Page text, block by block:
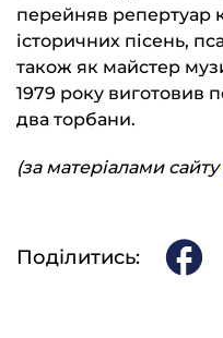
перейняв репертуар
історичних пісень,
також як майстер
1979 року виготовив
два торбани.
(за матеріалами сайту
Поділитись: